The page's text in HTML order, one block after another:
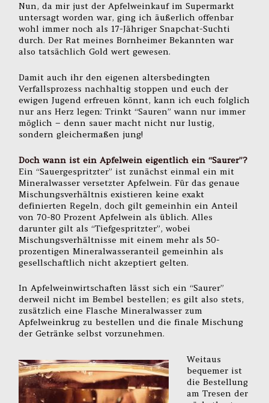
Nun, da mir just der Apfelweinkauf im Supermarkt
untersagt worden war, ging ich äußerlich offenbar
wohl immer noch als 17-Jähriger Snapchat-Suchti
durch. Der Rat meines Bornheimer Bekannten war
also tatsächlich Gold wert gewesen.
Damit auch ihr den eigenen altersbedingten
Verfallsprozess nachhaltig stoppen und euch der
ewigen Jugend erfreuen könnt, kann ich euch folglich
nur ans Herz legen: Trinkt “Sauren” wann nur immer
möglich – denn sauer macht nicht nur lustig,
sondern gleichermaßen jung!
Doch wann ist ein Apfelwein eigentlich ein “Saurer”?
Ein “Sauergespritzter” ist zunächst einmal ein mit
Mineralwasser versetzter Apfelwein. Für das genaue
Mischungsverhältnis existieren keine exakt
definierten Regeln, doch gilt gemeinhin ein Anteil
von 70-80 Prozent Apfelwein als üblich. Alles
darunter gilt als “Tiefgespritzter”, wobei
Mischungsverhältnisse mit einem mehr als 50-
prozentigen Mineralwasseranteil gemeinhin als
gesellschaftlich nicht akzeptiert gelten.
In Apfelweinwirtschaften lässt sich ein “Saurer”
derweil nicht im Bembel bestellen; es gilt also stets,
zusätzlich eine Flasche Mineralwasser zum
Apfelweinkrug zu bestellen und die finale Mischung
der Getränke selbst vorzunehmen.
Weitaus
bequemer ist
die Bestellung
am Tresen der